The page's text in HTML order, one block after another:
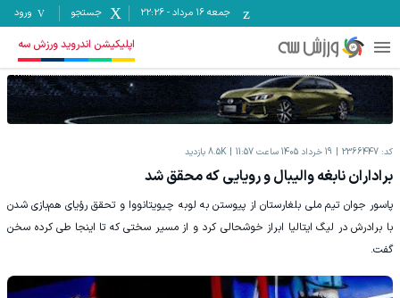
جمعه ۱۶ مرداد -
22:26 جستجو ورود
اپلیکیشن اندروید ورزش سه
کد: 2366447 19 خرداد 1405 ساعت 11:57 8.5K بازدید
براداران نابغه والیبال و رویایی که محقق شد
پاسور جوان تیم ملی بلغارستان از پیوستن به لوبه چیویتانووا و تحقق رؤیای هم‌بازی شدن
با برادرش در لیگ ایتالیا ابراز خوشحالی کرد و از مسیر سختی که تا اینجا طی کرده سخن
گفت.